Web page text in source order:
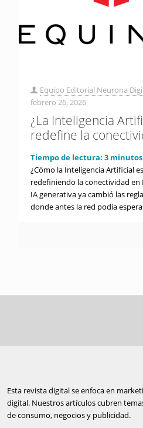
Equipo Editorial Neurona
febrero 26, 2026
¿La Inteligencia
redefine la
Tiempo de lectura: 3 minutos
¿Cómo la Inteligencia Artificial
redefiniendo la conectividad en
IA generativa ya cambió las
donde antes la red podía
Esta revista digital se enfoca en
digital. Nuestros artículos cubren
de consumo, negocios y publicidad.